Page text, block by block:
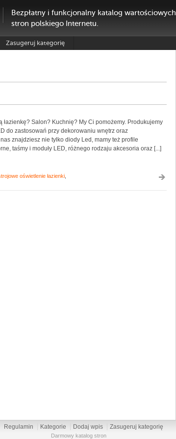
Bezpłatny i funkcjonalny katalog wartościowych
stron polskiego Internetu.
Zasugeruj kategorię
Salon? Kuchnię? My Ci pomożemy. Produkujemy
do zastosowań przy dekorowaniu wnętrz oraz
znajdziesz nie tylko diody Led, mamy też profile
taśmy i moduły LED, różnego rodzaju akcesoria oraz [...]
oświetlenie łazienki
Regulamin Kategorie Dodaj wpis Zasugeruj kategorię
Darmowy katalog stron